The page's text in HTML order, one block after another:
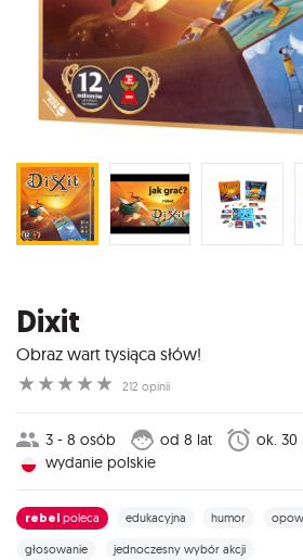
Dixit
Obraz wart tysiąca słów!
☆
☆
☆
☆
☆ 212 opinii
3 - 8 osób od 8 lat
ok. 30
wydanie polskie
rebel poleca edukacyjna humor
głosowanie jednoczesny wybór akcji